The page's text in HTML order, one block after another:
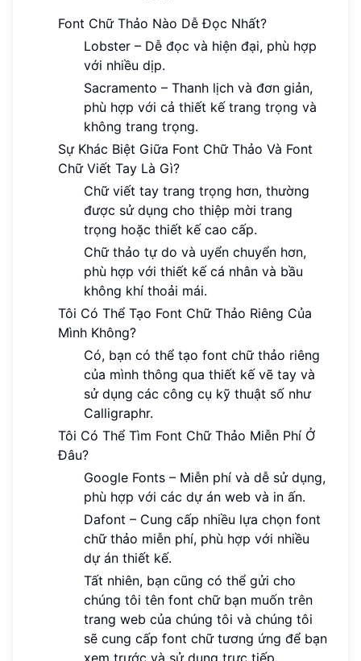
Font Chữ Thảo Nào Dễ Đọc Nhất?
Lobster – Dễ đọc và hiện đại, phù hợp
với nhiều dịp.
Sacramento – Thanh lịch và đơn giản,
phù hợp với cả thiết kế trang trọng và
không trang trọng.
Sự Khác Biệt Giữa Font Chữ Thảo Và Font
Chữ Viết Tay Là Gì?
Chữ viết tay trang trọng hơn, thường
được sử dụng cho thiệp mời trang
trọng hoặc thiết kế cao cấp.
Chữ thảo tự do và uyển chuyển hơn,
phù hợp với thiết kế cá nhân và bầu
không khí thoải mái.
Tôi Có Thể Tạo Font Chữ Thảo Riêng Của
Mình Không?
Có, bạn có thể tạo font chữ thảo riêng
của mình thông qua thiết kế vẽ tay và
sử dụng các công cụ kỹ thuật số như
Calligraphr.
Tôi Có Thể Tìm Font Chữ Thảo Miễn Phí Ở
Đâu?
Google Fonts – Miễn phí và dễ sử dụng,
phù hợp với các dự án web và in ấn.
Dafont – Cung cấp nhiều lựa chọn font
chữ thảo miễn phí, phù hợp với nhiều
dự án thiết kế.
Tất nhiên, bạn cũng có thể gửi cho
chúng tôi tên font chữ bạn muốn trên
trang web của chúng tôi và chúng tôi
sẽ cung cấp font chữ tương ứng để bạn
xem trước và sử dụng trực tiếp.